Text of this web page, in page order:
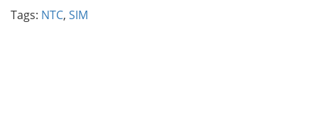
Tags: NTC, SIM